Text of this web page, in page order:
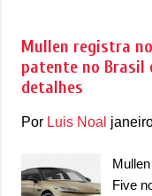
está
Mullen registra
patente no Brasil
detalhes
Por Luis Noal
Five